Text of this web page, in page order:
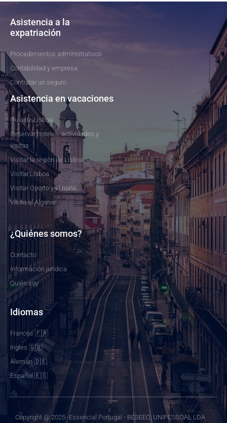
Asistencia a la
expatriación
Procedimientos administrativos
Contabilidad y empresa
Contratar un seguro
Asistencia en vacaciones
Guía de Lisboa
Reservar hoteles, actividades y
visitas
Visitar la región de Lisboa
Visitar Lisboa
Visitar Oporto y el norte
Visite el Algarve
¿Quiénes somos?
Contacto
Información jurídica
Quién soy
Idiomas
Francés 🇫🇷
Inglés 🇬🇧
Alemán 🇩🇪
Español 🇪🇸
Copyright @ 2025- Essencial Portugal - BESEEO, UNIPESSOAL LDA